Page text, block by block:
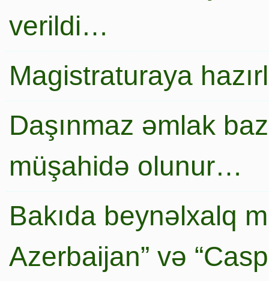
verildi…
Magistraturaya
Daşınmaz əmlak
müşahidə olunur…
Bakıda beynəlxalq
Azerbaijan” və